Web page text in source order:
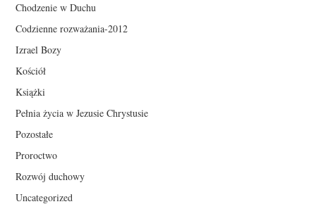
Chodzenie w Duchu
Codzienne rozważania-2012
Izrael Bozy
Kościół
Książki
Pełnia życia w Jezusie Chrystusie
Pozostałe
Proroctwo
Rozwój duchowy
Uncategorized